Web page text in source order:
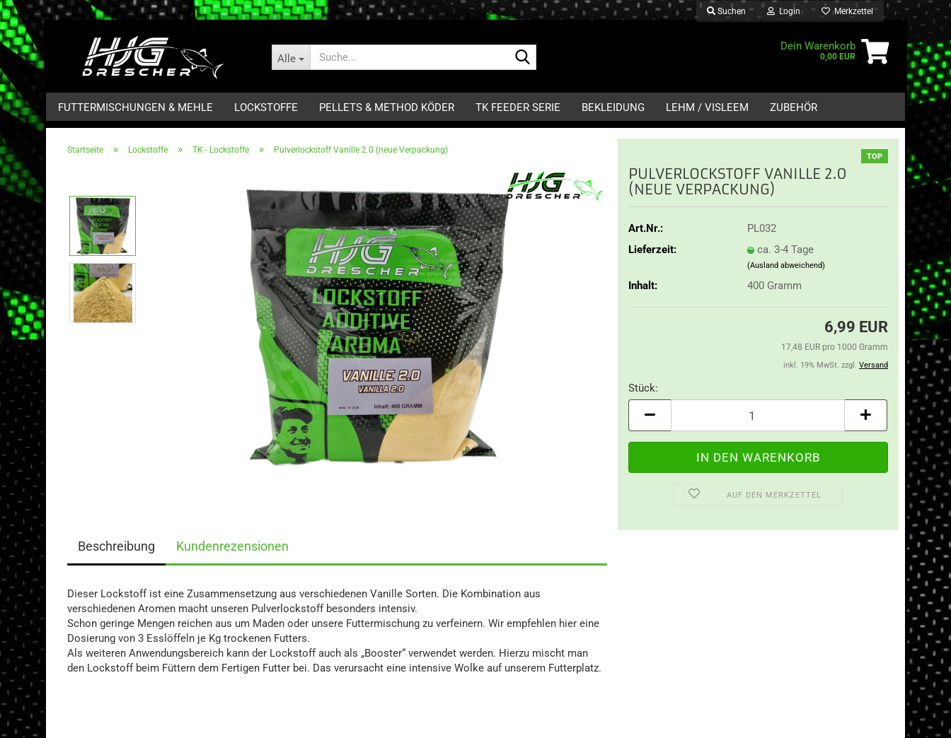
Suchen Login Merkzettel
Alle
Dein Warenkorb
0,00 EUR
FUTTERMISCHUNGEN & MEHLE LOCKSTOFFE PELLETS & METHOD KÖDER TK FEEDER SERIE BEKLEIDUNG LEHM / VISLEEM ZUBEHÖR
Startseite » Lockstoffe » TK - Lockstoffe » Pulverlockstoff Vanille 2.0 (neue Verpackung)
TOP
PULVERLOCKSTOFF VANILLE 2.0
(NEUE VERPACKUNG)
Art.Nr.:
PL032
Lieferzeit:
ca. 3-4 Tage
(Ausland abweichend)
Inhalt: 400 Gramm
6,99 EUR
17,48 EUR pro 1000 Gramm
inkl. 19% MwSt. zzgl. Versand
Stück:
Stück
AUF DEN MERKZETTEL
Beschreibung Kundenrezensionen
Dieser Lockstoff ist eine Zusammensetzung aus verschiedenen Vanille Sorten. Die Kombination aus
verschiedenen Aromen macht unseren Pulverlockstoff besonders intensiv.
Schon geringe Mengen reichen aus um Maden oder unsere Futtermischung zu verfeinern. Wir empfehlen hier eine
Dosierung von 3 Esslöffeln je Kg trockenen Futters.
Als weiteren Anwendungsbereich kann der Lockstoff auch als „Booster“ verwendet werden. Hierzu mischt man
den Lockstoff beim Füttern dem Fertigen Futter bei. Das verursacht eine intensive Wolke auf unserem Futterplatz.